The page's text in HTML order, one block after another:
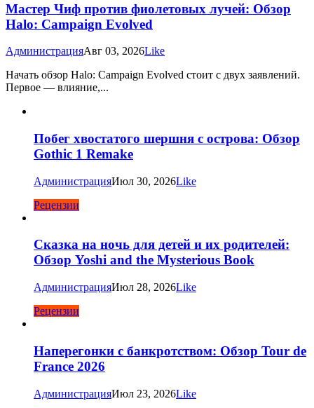
Мастер Чиф против фиолетовых лучей: Обзор
Halo: Campaign Evolved
АдминистрацияАвг 03, 2026Like
Начать обзор Halo: Campaign Evolved стоит с двух заявлений.
Первое — влияние,...
Побег хвостатого шершня с острова: Обзор
Gothic 1 Remake
АдминистрацияИюл 30, 2026Like
Рецензии
Сказка на ночь для детей и их родителей:
Обзор Yoshi and the Mysterious Book
АдминистрацияИюл 28, 2026Like
Рецензии
Наперегонки с банкротством: Обзор Tour de
France 2026
АдминистрацияИюл 23, 2026Like